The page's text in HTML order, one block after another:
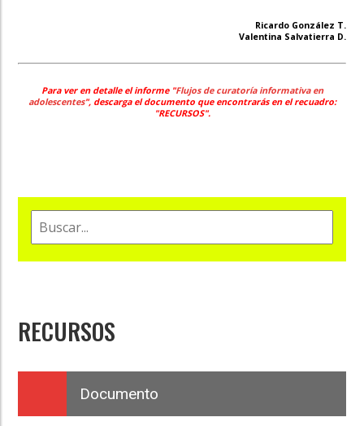
Ricardo González T.
Valentina Salvatierra D.
Para ver en detalle el informe "Flujos de curatoría informativa en
adolescentes", descarga eldocumento que encontrarás en el recuadro:
"RECURSOS".
RECURSOS
Documento